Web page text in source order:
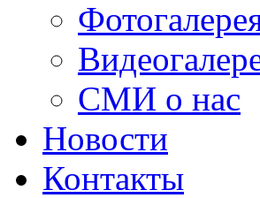
СМИ о нас
Новости
Контакты